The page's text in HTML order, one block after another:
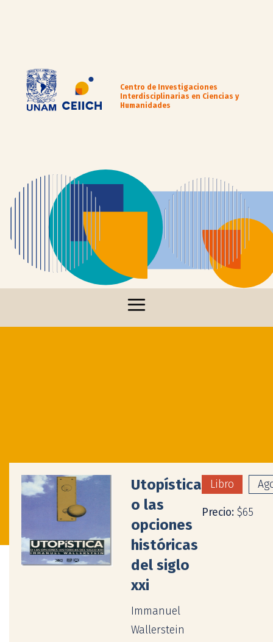
Centro de Investigaciones
Interdisciplinarias en Ciencias y
Humanidades
Utopística
o las
opciones
históricas
del siglo
xxi
Immanuel
Wallerstein
Libro
Precio: $65